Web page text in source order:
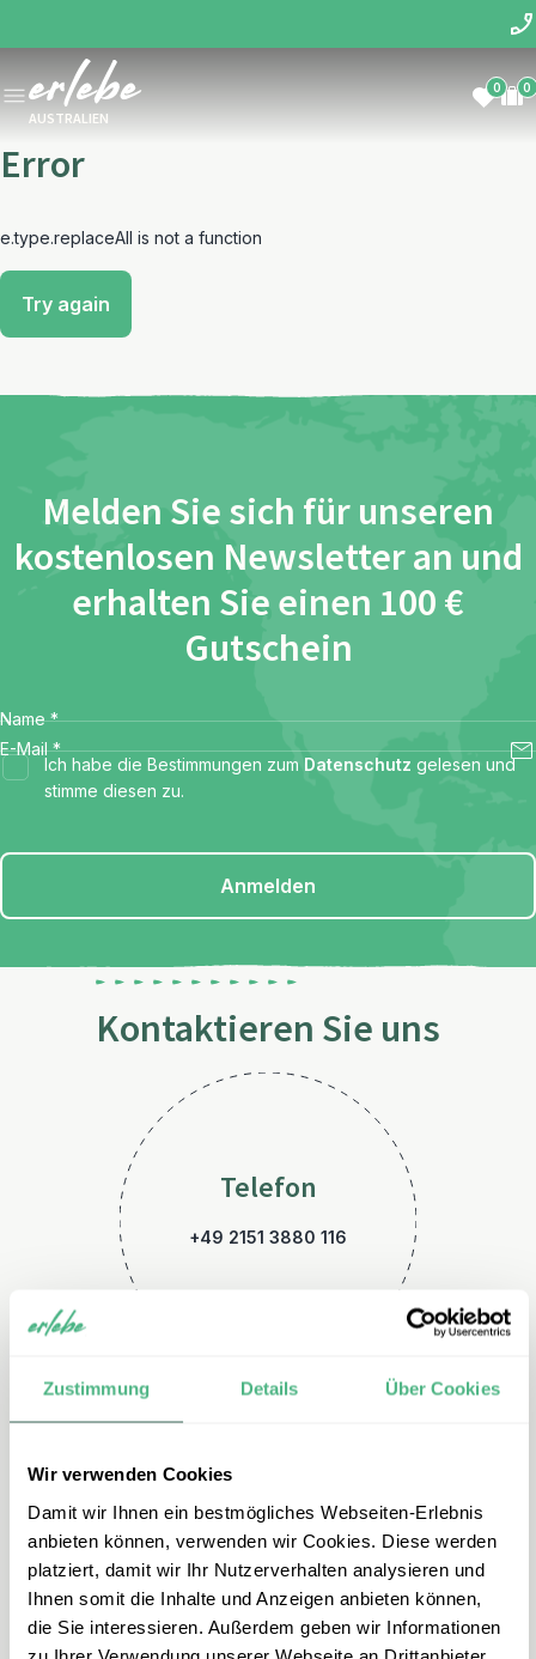
Zustimmung Details Über Cookies
Wir verwenden Cookies
Damit wir Ihnen ein bestmögliches Webseiten-Erlebnis
anbieten können, verwenden wir Cookies. Diese werden
platziert, damit wir Ihr Nutzerverhalten analysieren und
Ihnen somit die Inhalte und Anzeigen anbieten können,
die Sie interessieren. Außerdem geben wir Informationen
zu Ihrer Verwendung unserer Webseite an Drittanbieter
AUSTRALIEN
0 0
Error
e.type.replaceAll is not a function
Try again
Melden Sie sich für unseren
kostenlosen Newsletter an und
erhalten Sie einen 100 €
Gutschein
Name *
E-Mail *
Ich habe die Bestimmungen zum Datenschutz gelesen und
stimme diesen zu.
Anmelden
Kontaktieren Sie uns
Telefon
+49 2151 3880 116
E-Mail
australien@erlebe.de